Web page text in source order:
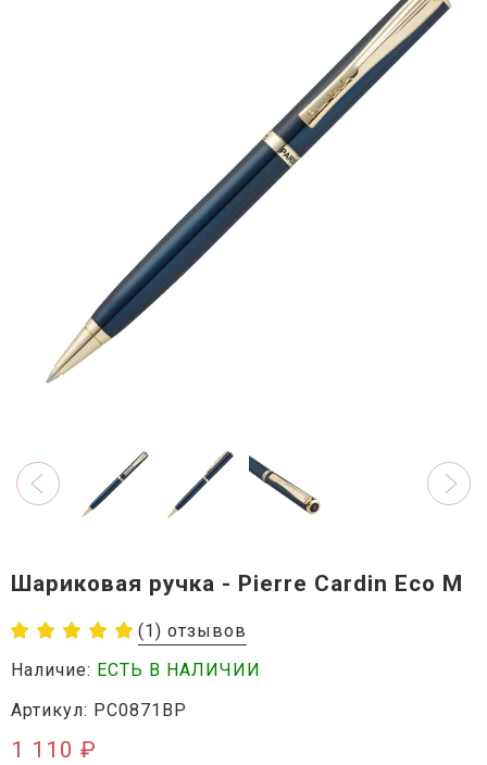
Шариковая ручка - Pierre Cardin Eco M
(1) отзывов
Наличие: ЕСТЬ В НАЛИЧИИ
Артикул: PC0871BP
1 110 ₽